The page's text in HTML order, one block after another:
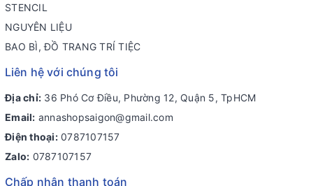
STENCIL
NGUYÊN LIỆU
BAO BÌ, ĐỒ TRANG TRÍ TIỆC
Liên hệ với chúng tôi
Địa chỉ: 36 Phó Cơ Điều, Phường 12, Quận 5, TpHCM
Email: annashopsaigon@gmail.com
Điện thoại: 0787107157
Zalo: 0787107157
Chấp nhận thanh toán